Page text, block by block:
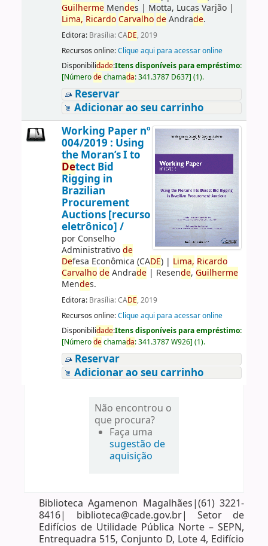
GuilhermeMendes | Motta, Lucas Varjão|
Lima, Ricardo Carvalho deAndrade.
Editora: Brasília: CADE, 2019
Recursos online:Clique aqui para acessar online
Disponibilidade:Itens disponíveis para empréstimo:
[Númerodechamada:341.3787 D637] (1).
Reservar
Adicionar ao seu carrinho
Working Paper nº
004/2019 : Using
the Moran’s I to
Detect Bid
Rigging in
Brazilian
Procurement
Auctions [recurso
eletrônico] /
por Conselho
Administrativode
Defesa Econômica (CADE)| Lima, Ricardo
Carvalho deAndrade| Resende, Guilherme
Mendes.
Editora: Brasília: CADE, 2019
Recursos online:Clique aqui para acessar online
Disponibilidade:Itens disponíveis para empréstimo:
[Númerodechamada:341.3787 W926] (1).
Reservar
Adicionar ao seu carrinho
Não encontrou o
que procura?
Faça uma
sugestão de
aquisição
Biblioteca Agamenon Magalhães|(61) 3221-
8416| biblioteca@cade.gov.br| Setor de
Edifícios de Utilidade Pública Norte – SEPN,
Entrequadra 515, Conjunto D, Lote 4, Edifício